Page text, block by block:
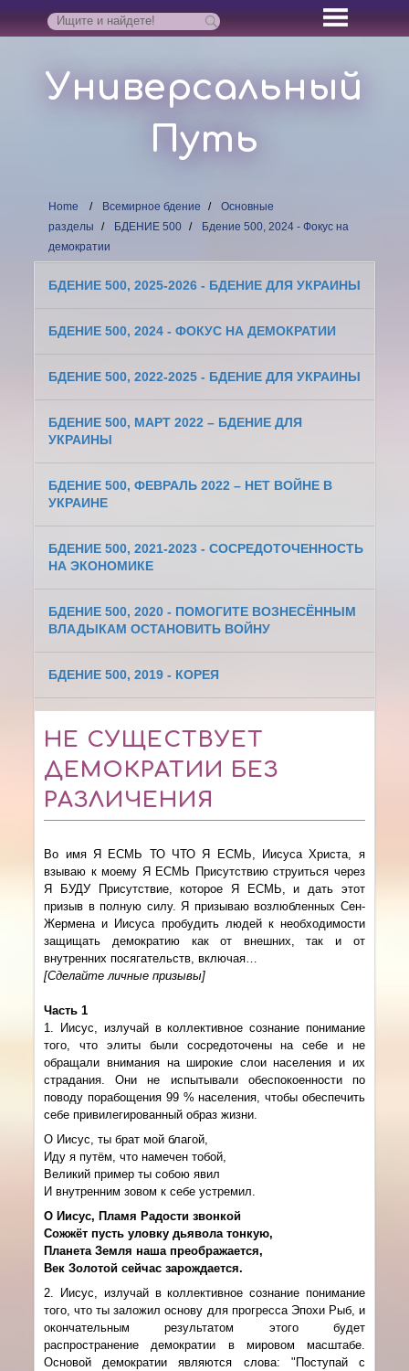
Универсальный
Путь
Home Всемирное бдение
Основные
разделы
БДЕНИЕ 500
Бдение 500, 2024 - Фокус на
демократии
БДЕНИЕ 500, 2025-2026 - БДЕНИЕ ДЛЯ УКРАИНЫ
БДЕНИЕ 500, 2024 - ФОКУС НА ДЕМОКРАТИИ
БДЕНИЕ 500, 2022-2025 - БДЕНИЕ ДЛЯ УКРАИНЫ
БДЕНИЕ 500, МАРТ 2022 – БДЕНИЕ ДЛЯ
УКРАИНЫ
БДЕНИЕ 500, ФЕВРАЛЬ 2022 – НЕТ ВОЙНЕ В
УКРАИНЕ
БДЕНИЕ 500, 2021-2023 - СОСРЕДОТОЧЕННОСТЬ
НА ЭКОНОМИКЕ
БДЕНИЕ 500, 2020 - ПОМОГИТЕ ВОЗНЕСЁННЫМ
ВЛАДЫКАМ ОСТАНОВИТЬ ВОЙНУ
БДЕНИЕ 500, 2019 - КОРЕЯ
НЕ СУЩЕСТВУЕТ
ДЕМОКРАТИИ БЕЗ
РАЗЛИЧЕНИЯ
Во имя Я ЕСМЬ ТО ЧТО Я ЕСМЬ, Иисуса Христа, я
взываю к моему Я ЕСМЬ Присутствию струиться через
Я БУДУ Присутствие, которое Я ЕСМЬ, и дать этот
призыв в полную силу. Я призываю возлюбленных Сен-
Жермена и Иисуса пробудить людей к необходимости
защищать демократию как от внешних, так и от
внутренних посягательств, включая…
[Сделайте личные призывы]
Часть 1
1. Иисус, излучай в коллективное сознание понимание
того, что элиты были сосредоточены на себе и не
обращали внимания на широкие слои населения и их
страдания. Они не испытывали обеспокоенности по
поводу порабощения 99 % населения, чтобы обеспечить
себе привилегированный образ жизни.
О Иисус, ты брат мой благой,
Иду я путём, что намечен тобой,
Великий пример ты собою явил
И внутренним зовом к себе устремил.
О Иисус, Пламя Радости звонкой
Сожжёт пусть уловку дьявола тонкую,
Планета Земля наша преображается,
Век Золотой сейчас зарождается.
2. Иисус, излучай в коллективное сознание понимание
того, что ты заложил основу для прогресса Эпохи Рыб, и
окончательным результатом этого будет
распространение демократии в мировом масштабе.
Основой демократии являются слова: "Поступай с